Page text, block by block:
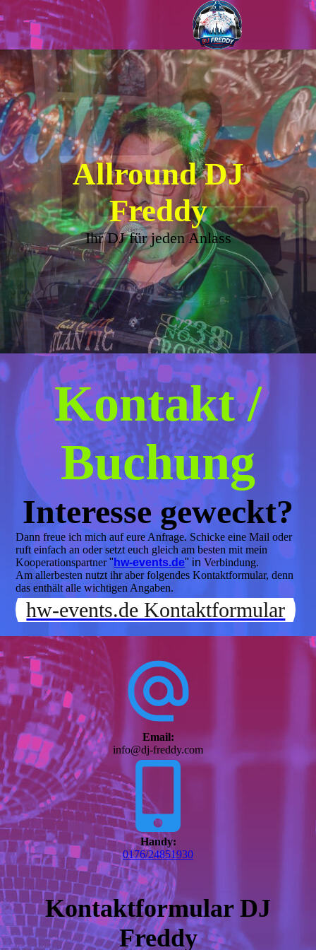
Allround DJ
Freddy
Ihr DJ für jeden Anlass
Kontakt /
Buchung
Interesse geweckt?
Dann freue ich mich auf eure Anfrage. Schicke eine Mail oder
ruft einfach an oder setzt euch gleich am besten mit mein
Kooperationspartner" hw-events.de" in Verbindung.
Am allerbesten nutzt ihr aber folgendes Kontaktformular, denn
das enthält alle wichtigen Angaben.
hw-events.de Kontaktformular
Email:
info@dj-freddy.com
Handy:
0176/24851930
Kontaktformular DJ
Freddy